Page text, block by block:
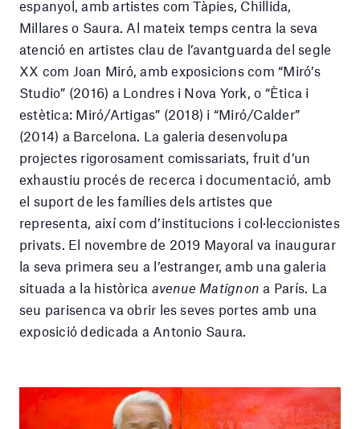
espanyol, amb artistes com Tàpies, Chillida,
Millares o Saura. Al mateix temps centra la seva
atenció en artistes clau de l’avantguarda del segle
XX com Joan Miró, amb exposicions com “Miró’s
Studio” (2016) a Londres i Nova York, o “Ètica i
estètica: Miró/Artigas” (2018) i “Miró/Calder”
(2014) a Barcelona. La galeria desenvolupa
projectes rigorosament comissariats, fruit d’un
exhaustiu procés de recerca i documentació, amb
el suport de les famílies dels artistes que
representa, així com d’institucions i col·leccionistes
privats. El novembre de 2019 Mayoral va inaugurar
la seva primera seu a l’estranger, amb una galeria
situada a la històrica avenue Matignon a París. La
seu parisenca va obrir les seves portes amb una
exposició dedicada a Antonio Saura.